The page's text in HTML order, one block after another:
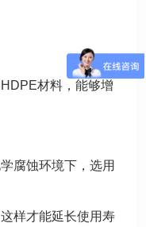
材料，能够增
腐蚀环境下，选用
样才能延长使用寿